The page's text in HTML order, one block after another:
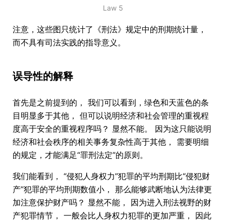
Law 5
注意，这些图只统计了《刑法》规定中的刑期统计量，
而不具有司法实践的指导意义。
误导性的解释
首先是之前提到的， 我们可以看到，绿色和天蓝色的条
目明显多于其他， 但可以说明经济和社会管理的重视程
度高于安全的重视程序吗？ 显然不能。 因为这只能说明
经济和社会秩序的相关事务复杂性高于其他， 需要明细
的规定，才能满足“罪刑法定”的原则。
我们能看到， “侵犯人身权力”犯罪的平均刑期比“侵犯财
产”犯罪的平均刑期数值小， 那么能够武断地认为法律更
加注意保护财产吗？ 显然不能， 因为进入刑法视野的财
产犯罪情节， 一般会比人身权力犯罪的更加严重， 因此